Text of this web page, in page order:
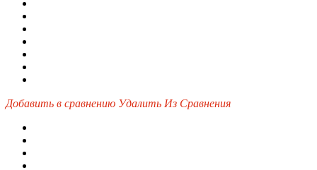
Добавить в сравнению Удалить Из Сравнения